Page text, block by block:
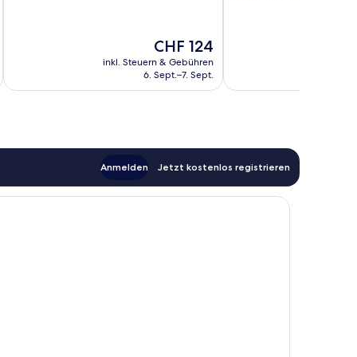
Der
Preis
beträgt
CHF 124
inkl. Steuern & Gebühren
6. Sept.–7. Sept.
Anmelden Jetzt kostenlos registrieren